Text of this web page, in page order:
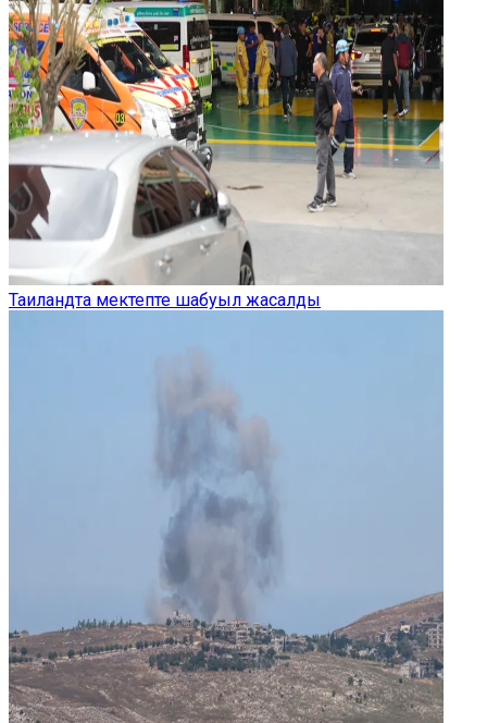
Таиландта мектепте шабуыл жасалды